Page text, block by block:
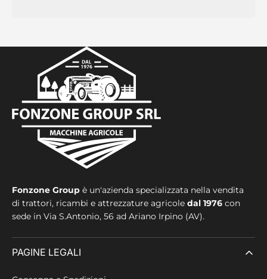
Fonzone Group è un'azienda specializzata nella vendita
di trattori, ricambi e attrezzature agricole dal 1976 con
sede in Via S.Antonio, 56 ad Ariano Irpino (AV).
PAGINE LEGALI